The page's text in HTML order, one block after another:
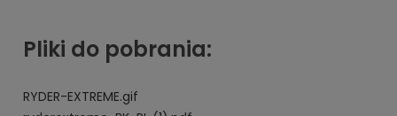
Pliki do pobrania:
RYDER-EXTREME.gif